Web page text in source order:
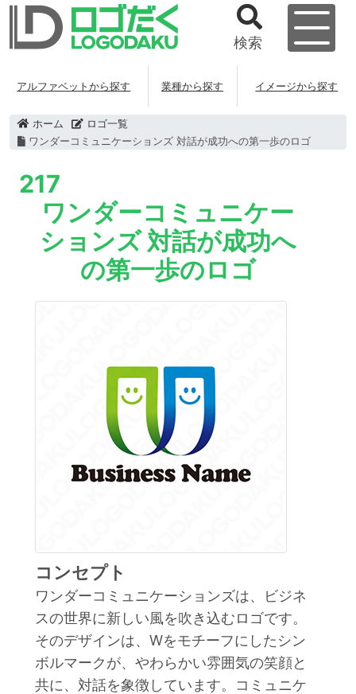
検索
アルファベットから探す 業種から探す イメージから探す
ホーム
ロゴ一覧
ワンダーコミュニケーションズ 対話が成功への第一歩のロゴ
217
ワンダーコミュニケー
ションズ 対話が成功へ
の第一歩のロゴ
コンセプト
ワンダーコミュニケーションズは、ビジネ
スの世界に新しい風を吹き込むロゴです。
そのデザインは、Wをモチーフにしたシン
ボルマークが、やわらかい雰囲気の笑顔と
共に、対話を象徴しています。コミュニケ